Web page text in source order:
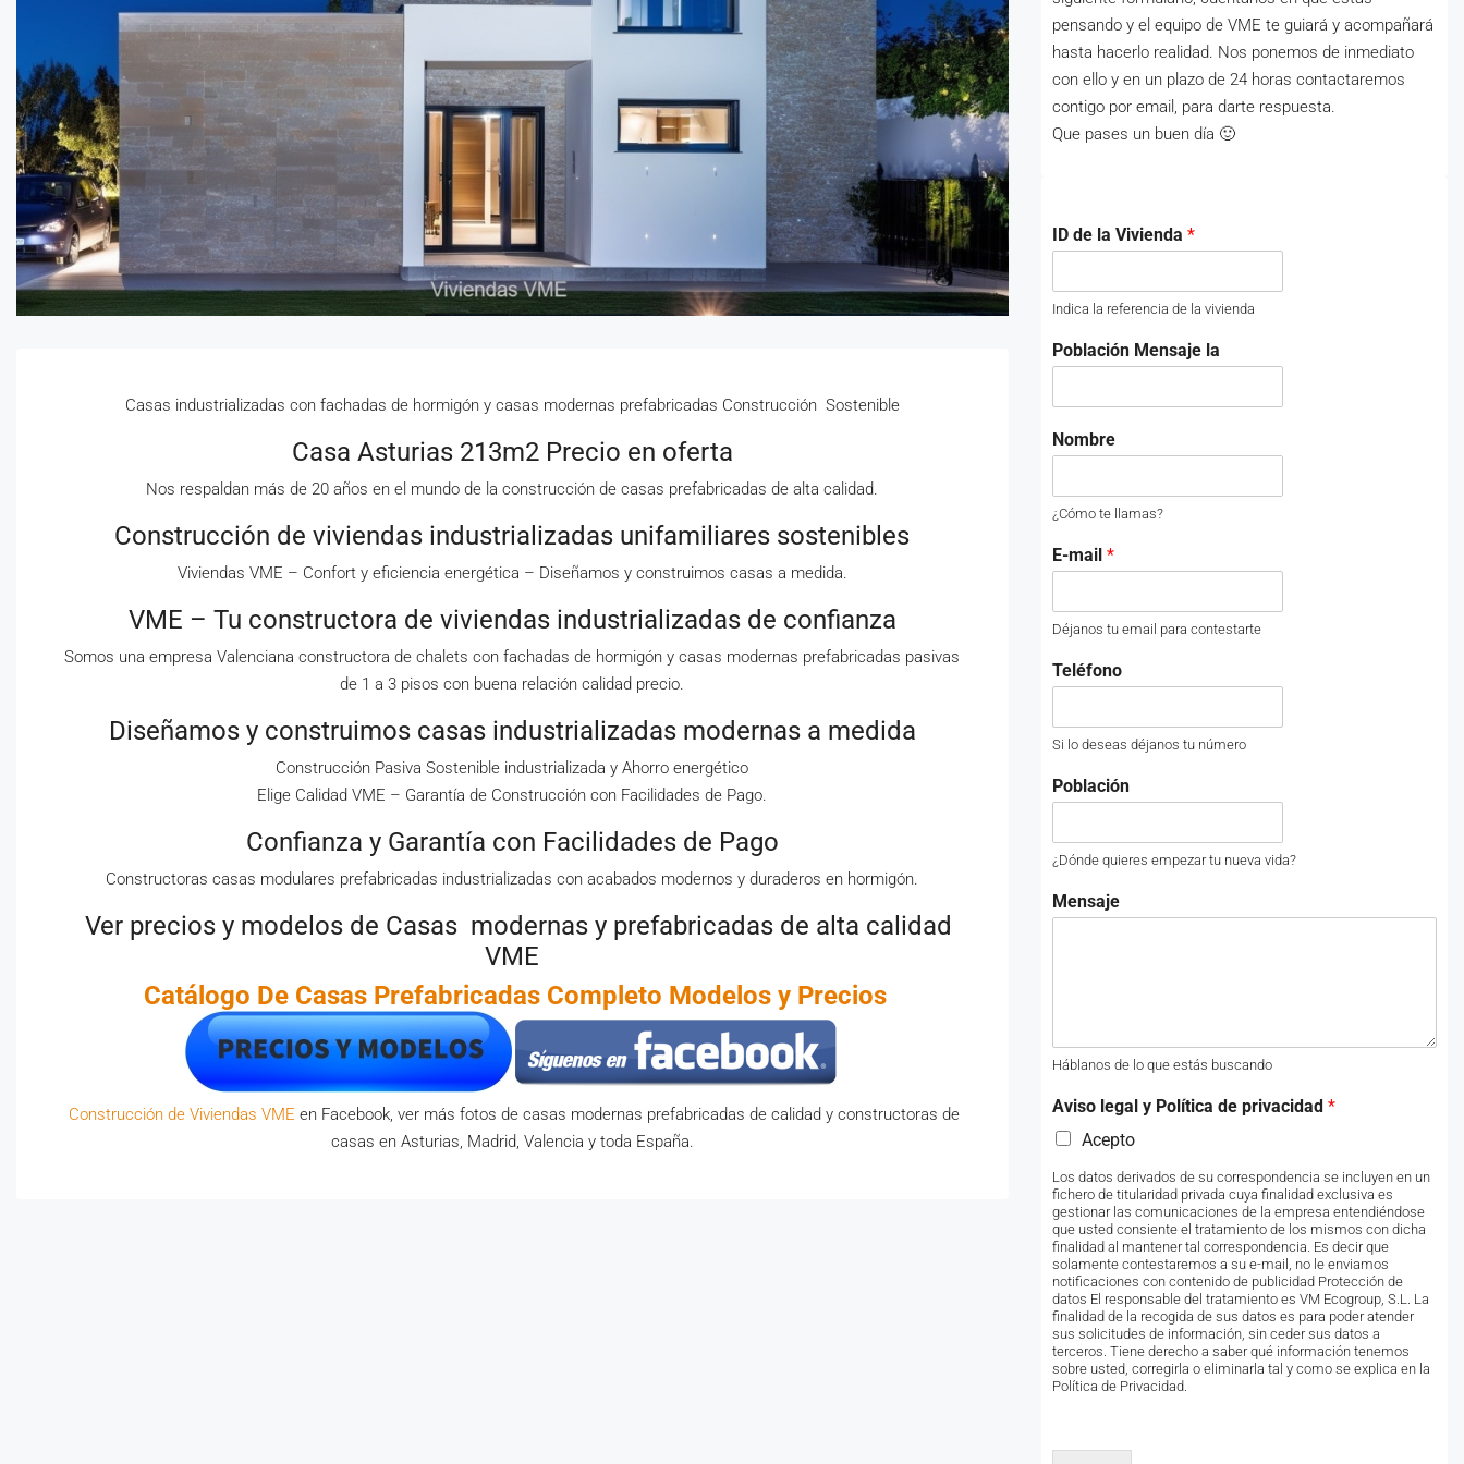
Casas industrializadas con fachadas de hormigón y casas modernas prefabricadas Construcción Sostenible
Casa Asturias 213m2 Precio en oferta
Nos respaldan más de 20 años en el mundo de la construcción de casas prefabricadas de alta calidad.
Construcción de viviendas industrializadas unifamiliares sostenibles
Viviendas VME – Confort y eficiencia energética – Diseñamos y construimos casas a medida.
VME – Tu constructora de viviendas industrializadas de confianza
Somos una empresa Valenciana constructora de chalets con fachadas de hormigón y casas modernas prefabricadas pasivas
de 1 a 3 pisos con buena relación calidad precio.
Diseñamos y construimos casas industrializadas modernas a medida
Construcción Pasiva Sostenible industrializada y Ahorro energético
Elige Calidad VME – Garantía de Construcción con Facilidades de Pago.
Confianza y Garantía con Facilidades de Pago
Constructoras casas modulares prefabricadas industrializadas con acabados modernos y duraderos en hormigón.
Ver precios y modelos de Casas modernas y prefabricadas de alta calidad
VME
Catálogo De Casas Prefabricadas Completo Modelos y Precios
Construcción de Viviendas VME en Facebook, ver más fotos de casas modernas prefabricadas de calidad y constructoras de
casas en Asturias, Madrid, Valencia y toda España.
pensando y el equipo de VME te guiará y acompañará
hasta hacerlo realidad. Nos ponemos de inmediato
con ello y en un plazo de 24 horas contactaremos
contigo por email, para darte respuesta.
Que pases un buen día 🙂
ID de la Vivienda *
Indica la referencia de la vivienda
Población Mensaje la
Nombre
¿Cómo te llamas?
E-mail *
Déjanos tu email para contestarte
Teléfono
Si lo deseas déjanos tu número
Población
¿Dónde quieres empezar tu nueva vida?
Mensaje
Háblanos de lo que estás buscando
Aviso legal y Política de privacidad *
Acepto
Los datos derivados de su correspondencia se incluyen en un
fichero de titularidad privada cuya finalidad exclusiva es
gestionar las comunicaciones de la empresa entendiéndose
que usted consiente el tratamiento de los mismos con dicha
finalidad al mantener tal correspondencia. Es decir que
solamente contestaremos a su e-mail, no le enviamos
notificaciones con contenido de publicidad Protección de
datos El responsable del tratamiento es VM Ecogroup, S.L. La
finalidad de la recogida de sus datos es para poder atender
sus solicitudes de información, sin ceder sus datos a
terceros. Tiene derecho a saber qué información tenemos
sobre usted, corregirla o eliminarla tal y como se explica en la
Política de Privacidad.